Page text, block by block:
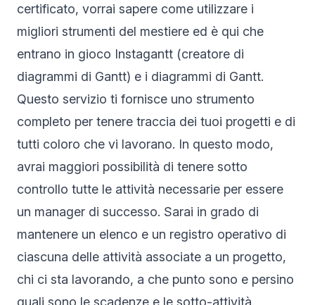
certificato, vorrai sapere come utilizzare i
migliori strumenti del mestiere ed è qui che
entrano in gioco Instagantt (creatore di
diagrammi di Gantt) e i diagrammi di Gantt.
Questo servizio ti fornisce uno strumento
completo per tenere traccia dei tuoi progetti e di
tutti coloro che vi lavorano. In questo modo,
avrai maggiori possibilità di tenere sotto
controllo tutte le attività necessarie per essere
un manager di successo. Sarai in grado di
mantenere un elenco e un registro operativo di
ciascuna delle attività associate a un progetto,
chi ci sta lavorando, a che punto sono e persino
quali sono le scadenze e le sotto-attività.